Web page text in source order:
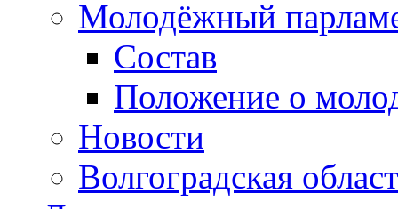
Молодёжный
Состав
Положение о
Новости
Волгоградская